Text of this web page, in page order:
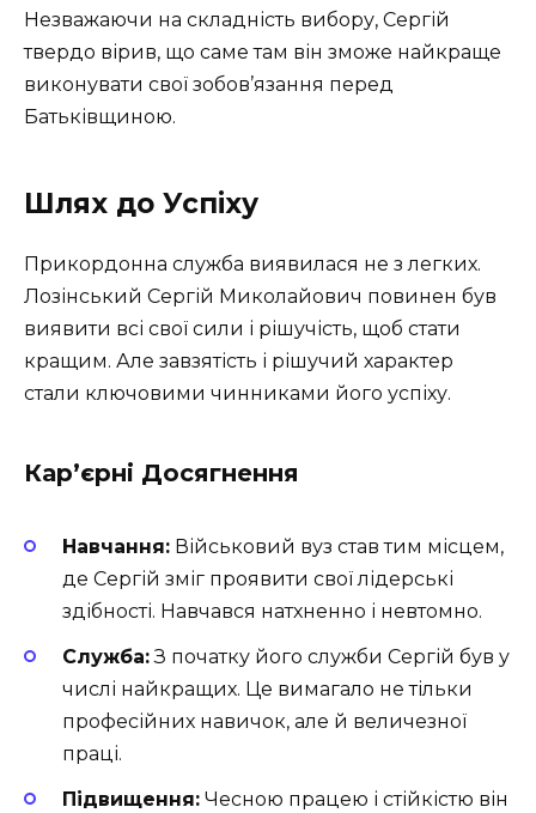
Незважаючи на складність вибору, Сергій
твердо вірив, що саме там він зможе найкраще
виконувати свої зобов’язання перед
Батьківщиною.
Шлях до Успіху
Прикордонна служба виявилася не з легких.
Лозінський Сергій Миколайович повинен був
виявити всі свої сили і рішучість, щоб стати
кращим. Але завзятість і рішучий характер
стали ключовими чинниками його успіху.
Кар’єрні Досягнення
Навчання: Військовий вуз став тим місцем,
де Сергій зміг проявити свої лідерські
здібності. Навчався натхненно і невтомно.
Служба:З початку його служби Сергій був у
числі найкращих. Це вимагало не тільки
професійних навичок, але й величезної
праці.
Підвищення: Чесною працею і стійкістю він